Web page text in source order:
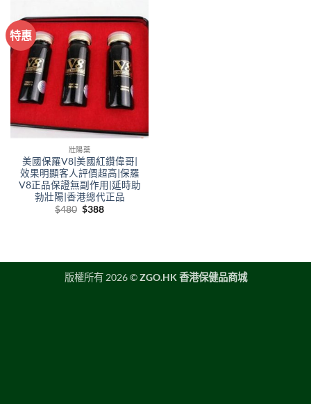
特惠
壯陽藥
美國保羅V8|美國紅鑽偉哥|
效果明顯客人評價超高|保羅
V8正品保證無副作用|延時助
勃壯陽|香港總代正品
$480 Original
$388Current
版權所有 2026 ©ZGO.HK 香港保健品商城